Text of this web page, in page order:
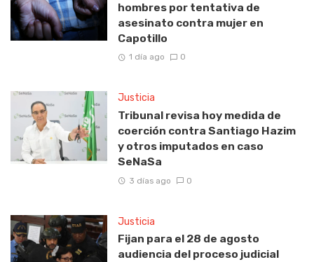
hombres por tentativa de
asesinato contra mujer en
Capotillo
1 día ago 0
Justicia
Tribunal revisa hoy medida de
coerción contra Santiago Hazim
y otros imputados en caso
SeNaSa
3 días ago 0
Justicia
Fijan para el 28 de agosto
audiencia del proceso judicial